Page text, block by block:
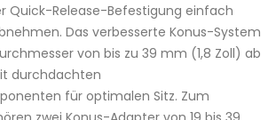
Quick-Release-Befestigung einfach
Das verbesserte Konus-System
von bis zu 39 mm (1,8 Zoll) ab
durchdachten
für optimalen Sitz. Zum